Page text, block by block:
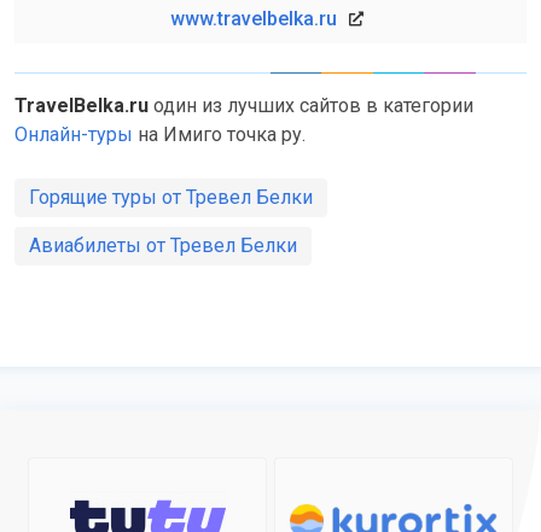
www.travelbelka.ru
TravelBelka.ru один из лучших сайтов в категории
Онлайн-туры на Имиго точка ру.
Горящие туры от Тревел Белки
Авиабилеты от Тревел Белки